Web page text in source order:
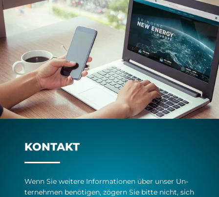
KONTAKT
Wenn Sie wei­te­re In­for­ma­ti­o­nen über un­ser Un­
ter­neh­men be­nö­ti­gen, zö­gern Sie bit­te nicht, sich